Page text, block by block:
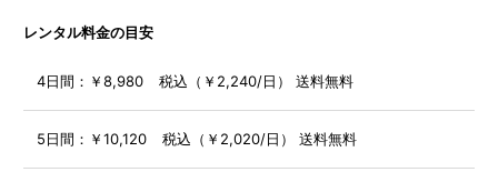
レンタル料金の目安
4日間： ￥8,980 税込（￥2,240/日） 送料無料
5日間： ￥10,120 税込（￥2,020/日） 送料無料